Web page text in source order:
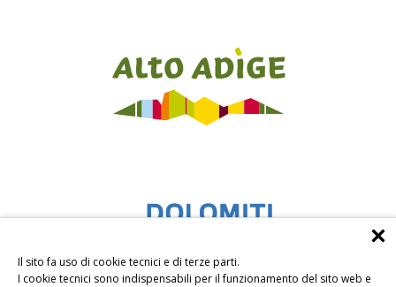
Il sito fa uso di cookie tecnici e di terze parti.
I cookie tecnici sono indispensabili per il funzionamento del sito web e